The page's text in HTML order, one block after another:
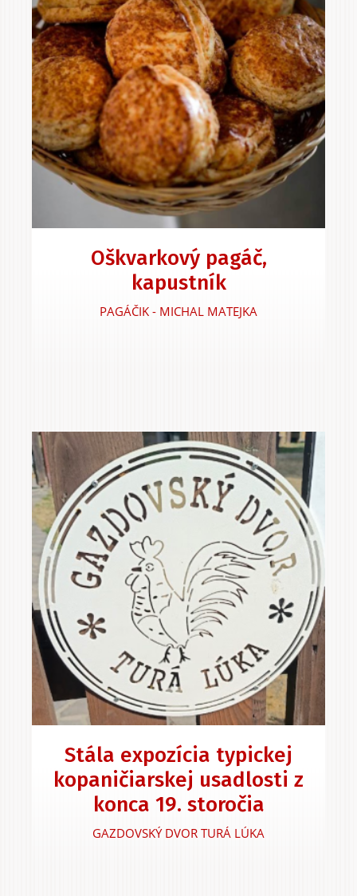
Oškvarkový pagáč,
kapustník
PAGÁČIK - MICHAL MATEJKA
Stála expozícia typickej
kopaničiarskej usadlosti z
konca 19. storočia
GAZDOVSKÝ DVOR TURÁ LÚKA